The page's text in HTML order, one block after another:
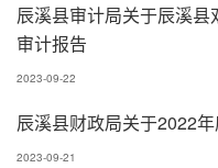
辰溪县审计局关于辰溪
审计报告
2023-09-22
辰溪县财政局关于2022
2023-09-21